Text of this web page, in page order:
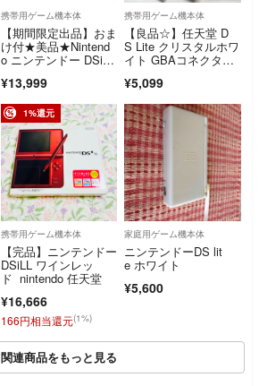
携帯用ゲーム機本体
【期間限定出品】おま
け付★美品★Nintend
o ニンテンドー DSi L
¥13,999
携帯用ゲーム機本体
【良品☆】任天堂 D
S Lite クリスタルホワ
イト GBAコネクタカ
作良好 ニンテンドー
¥5,099
1%還元
携帯用ゲーム機本体
【完品】ニンテンドー
DSiLL ワインレッ
ド nintendo 任天堂
¥16,666
166円相当還元(1%)
家庭用ゲーム機本体
ニンテンドーDS lit
e ホワイト
¥5,600
関連商品をもっと見る